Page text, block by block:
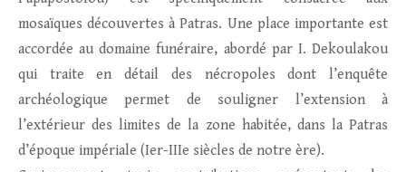
mosaïques découvertes à Patras. Une place importante est
accordée au domaine funéraire, abordé par I. Dekoulakou
qui traite en détail des nécropoles dont l’enquête
archéologique permet de souligner l’extension à
l’extérieur des limites de la zone habitée, dans la Patras
d’époque impériale (Ier-IIIe siècles de notre ère).